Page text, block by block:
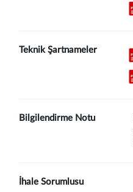
Teknik Şartnameler
Bilgilendirme Notu
İhale Sorumlusu